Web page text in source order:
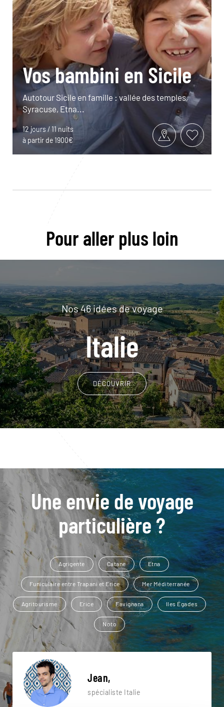
Vos bambini en Sicile
Autotour Sicile en famille : vallée des temples,
Syracuse, Etna...
12 jours / 11 nuits
à partir de 1900€
Pour aller plus loin
Nos 46 idées de voyage
Italie
DÉCOUVRIR
Une envie de voyage
particulière ?
Agrigente Catane Etna
Funiculaire entre Trapani et Erice Mer Méditerranée
Agritourisme Erice Favignana Iles Égades
Noto
Jean,
spécialiste Italie